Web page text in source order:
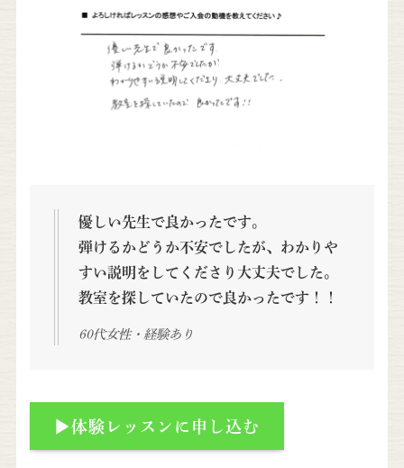
優しい先生で良かったです。
弾けるかどうか不安でしたが、わかりや
すい説明をしてくださり大丈夫でした。
教室を探していたので良かったです！！
60代女性・経験あり
▶体験レッスンに申し込む